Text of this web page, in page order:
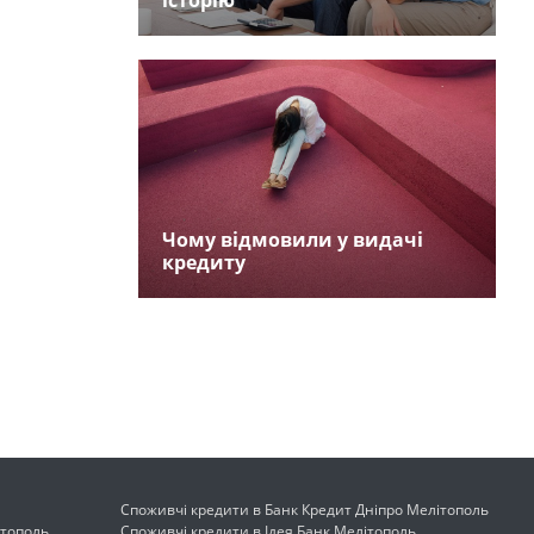
Чому відмовили у видачі
кредиту
Споживчі кредити в Банк Кредит Дніпро Мелітополь